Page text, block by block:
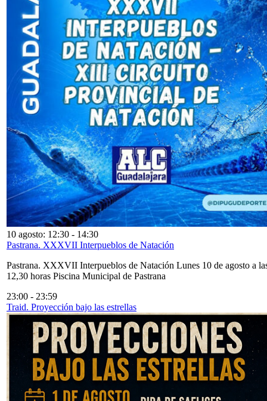
10 agosto: 12:30 - 14:30
Pastrana. XXXVII Interpueblos de Natación
Pastrana. XXXVII Interpueblos de Natación Lunes 10 de agosto a
12,30 horas Piscina Municipal de Pastrana
23:00 - 23:59
Traid. Proyección bajo las estrellas